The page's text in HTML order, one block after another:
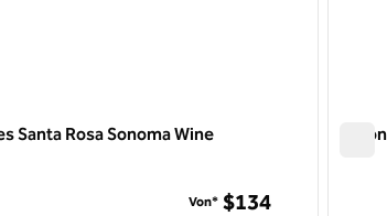
Santa Rosa Sonoma Wine
Von* $134